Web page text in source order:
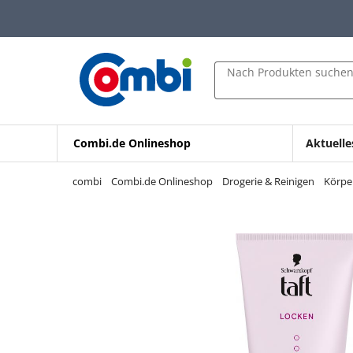
Zur Navigation springen
Zur Suche springen
Nach Produkten suchen
Combi.de Onlineshop
combi Combi.de Onlineshop Drogerie & Reinigen